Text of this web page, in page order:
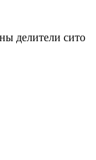
делители сито